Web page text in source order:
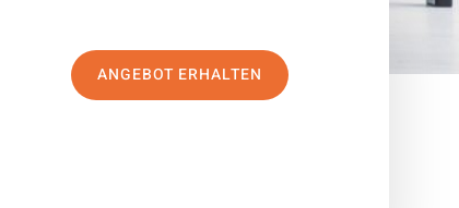
ANGEBOT ERHALTEN